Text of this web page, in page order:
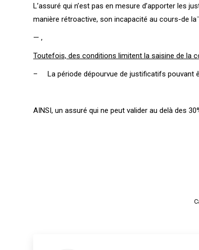
L’assuré qui n’est pas en mesure d’apporter les
manière rétroactive, son incapacité au cours-de la
— ,
Toutefois, des conditions limitent la saisine de la
– La période dépourvue de justificatifs pouvant
AINSI, un assuré qui ne peut valider au delà des